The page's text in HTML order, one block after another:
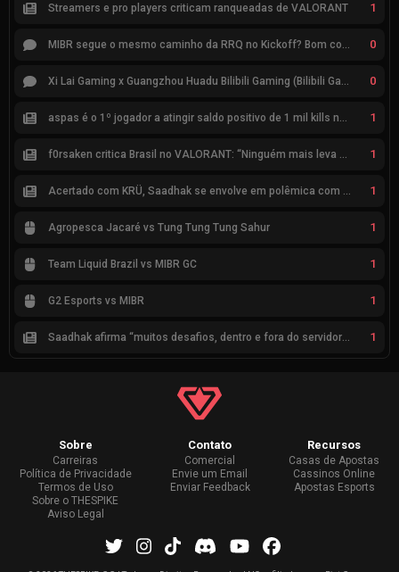
Streamers e pro players criticam ranqueadas de VALORANT 1
MIBR segue o mesmo caminho da RRQ no Kickoff? Bom começo, mas risco de eliminação hoje 0
Xi Lai Gaming x Guangzhou Huadu Bilibili Gaming (Bilibili Gaming) 0
aspas é o 1º jogador a atingir saldo positivo de 1 mil kills no VCT 1
f0rsaken critica Brasil no VALORANT: “Ninguém mais leva a sério” 1
Acertado com KRÜ, Saadhak se envolve em polêmica com keznit 1
Agropesca Jacaré vs Tung Tung Tung Sahur 1
Team Liquid Brazil vs MIBR GC 1
G2 Esports vs MIBR 1
Saadhak afirma “muitos desafios, dentro e fora do servidor” sobre a jornada até a classificação 1
Sobre
Carreiras
Política de Privacidade
Termos de Uso
Sobre o THESPIKE
Aviso Legal
Contato
Comercial
Envie um Email
Enviar Feedback
Recursos
Casas de Apostas
Cassinos Online
Apostas Esports